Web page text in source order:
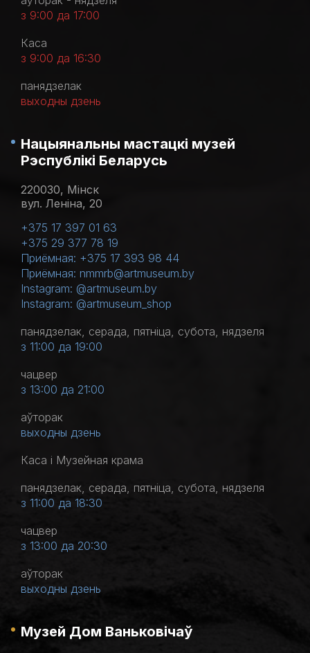
з 9:00 да 17:00
Каса
з 9:00 да 16:30
панядзелак
выходны дзень
Нацыянальны мастацкі музей
Рэспублікі Беларусь
220030, Мінск
вул. Леніна, 20
+375 17 397 01 63
+375 29 377 78 19
Приёмная: +375 17 393 98 44
Приёмная: nmmrb@artmuseum.by
Instagram: @artmuseum.by
Instagram: @artmuseum_shop
панядзелак, серада, пятніца, субота, нядзеля
з 11:00 да 19:00
чацвер
з 13:00 да 21:00
аўторак
выходны дзень
Каса і Музейная крама
панядзелак, серада, пятніца, субота, нядзеля
з 11:00 да 18:30
чацвер
з 13:00 да 20:30
аўторак
выходны дзень
Музей Дом Ваньковічаў